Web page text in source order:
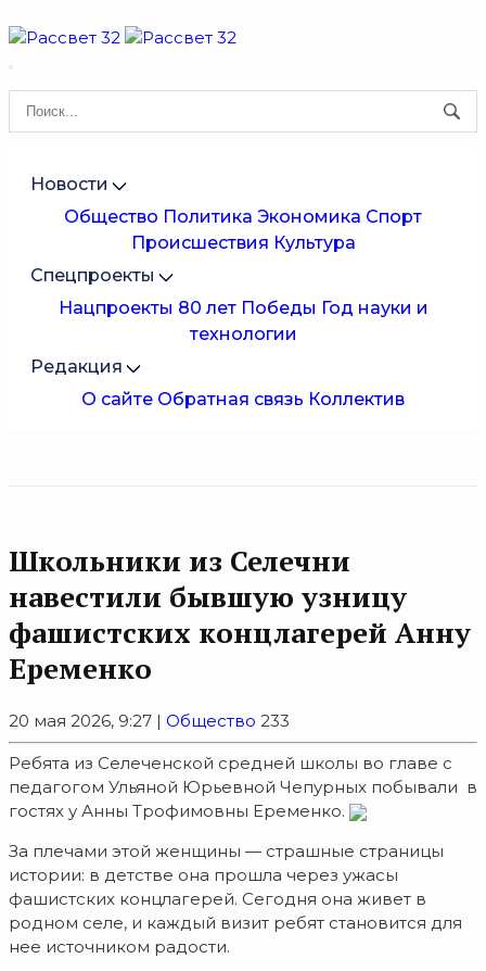
Новости
Общество Политика Экономика Спорт
Происшествия Культура
Спецпроекты
Нацпроекты 80 лет Победы Год науки и
технологии
Редакция
О сайте Обратная связь Коллектив
Школьники из Селечни
навестили бывшую узницу
фашистских концлагерей Анну
Еременко
20 мая 2026, 9:27 | Общество 233
Ребята из Селеченской средней школы во главе с
педагогом Ульяной Юрьевной Чепурных побывали в
гостях у Анны Трофимовны Еременко.
За плечами этой женщины — страшные страницы
истории: в детстве она прошла через ужасы
фашистских концлагерей. Сегодня она живет в
родном селе, и каждый визит ребят становится для
нее источником радости.